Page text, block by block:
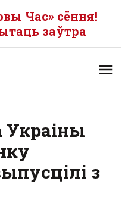
Час» сёння!
заўтра
Украіны
з